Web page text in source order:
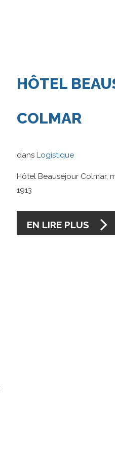
HÔTEL
COLMAR
dansLogistique
Hôtel Beauséjour Colmar,
1913
EN LIRE PLUS